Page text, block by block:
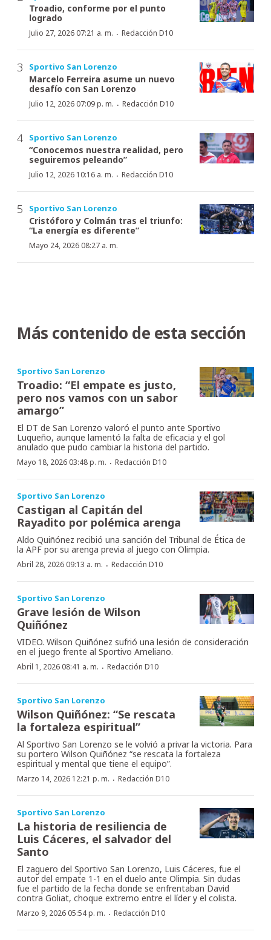
Troadio, conforme por el punto
logrado
Julio 27, 2026 07:21 a. m. · Redacción D10
Sportivo San Lorenzo
Marcelo Ferreira asume un nuevo
desafío con San Lorenzo
Julio 12, 2026 07:09 p. m. · Redacción D10
Sportivo San Lorenzo
“Conocemos nuestra realidad, pero
seguiremos peleando”
Julio 12, 2026 10:16 a. m. · Redacción D10
Sportivo San Lorenzo
Cristóforo y Colmán tras el triunfo:
“La energía es diferente”
Mayo 24, 2026 08:27 a. m.
Más contenido de esta sección
Sportivo San Lorenzo
Troadio: “El empate es justo,
pero nos vamos con un sabor
amargo”
El DT de San Lorenzo valoró el punto ante Sportivo
Luqueño, aunque lamentó la falta de eficacia y el gol
anulado que pudo cambiar la historia del partido.
Mayo 18, 2026 03:48 p. m. · Redacción D10
Sportivo San Lorenzo
Castigan al Capitán del
Rayadito por polémica arenga
Aldo Quiñónez recibió una sanción del Tribunal de Ética de
la APF por su arenga previa al juego con Olimpia.
Abril 28, 2026 09:13 a. m. · Redacción D10
Sportivo San Lorenzo
Grave lesión de Wilson
Quiñónez
VIDEO. Wilson Quiñónez sufrió una lesión de consideración
en el juego frente al Sportivo Ameliano.
Abril 1, 2026 08:41 a. m. · Redacción D10
Sportivo San Lorenzo
Wilson Quiñónez: “Se rescata
la fortaleza espiritual”
Al Sportivo San Lorenzo se le volvió a privar la victoria. Para
su portero Wilson Quiñónez “se rescata la fortaleza
espiritual y mental que tiene el equipo”.
Marzo 14, 2026 12:21 p. m. · Redacción D10
Sportivo San Lorenzo
La historia de resiliencia de
Luis Cáceres, el salvador del
Santo
El zaguero del Sportivo San Lorenzo, Luis Cáceres, fue el
autor del empate 1-1 en el duelo ante Olimpia. Sin dudas
fue el partido de la fecha donde se enfrentaban David
contra Goliat, choque extremo entre el líder y el colista.
Marzo 9, 2026 05:54 p. m. · Redacción D10